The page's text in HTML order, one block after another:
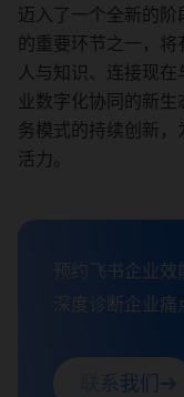
迈入了一个全新的阶
的重要环节之一，
人与知识、连接现
业数字化协同的新
务模式的持续创新
活力。
预约飞书企业效
深度诊断企业
联系我们